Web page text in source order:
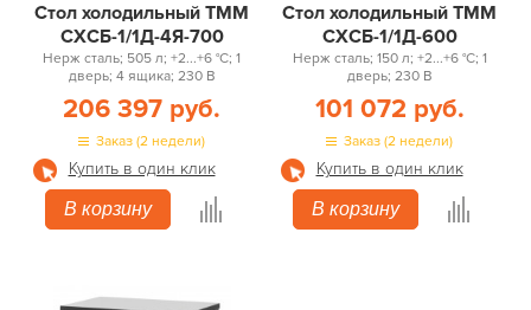
Стол холодильный ТММ
СХСБ-1/1Д-4Я-700
Нерж сталь; 505 л; +2...+6 °С; 1
дверь; 4 ящика; 230 В
206 397 руб.
Заказ (2 недели)
Купить в один клик
В корзину
Стол холодильный ТММ
СХСБ-1/1Д-600
Нерж сталь; 150 л; +2...+6 °С; 1
дверь; 230 В
101 072 руб.
Заказ (2 недели)
Купить в один клик
В корзину